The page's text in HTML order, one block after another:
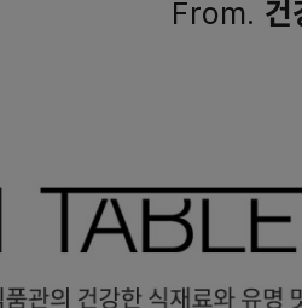
From. 건